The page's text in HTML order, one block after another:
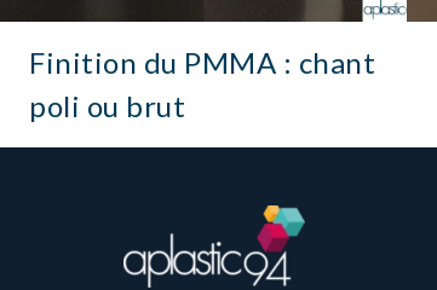
Finition du PMMA : chant
poli ou brut